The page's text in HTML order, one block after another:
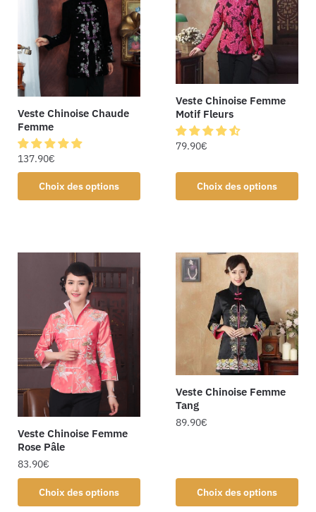
Veste Chinoise Chaude
Femme
137.90€
Choix des options
Veste Chinoise Femme
Motif Fleurs
79.90€
Choix des options
Veste Chinoise Femme
Rose Pâle
83.90€
Choix des options
Veste Chinoise Femme
Tang
89.90€
Choix des options